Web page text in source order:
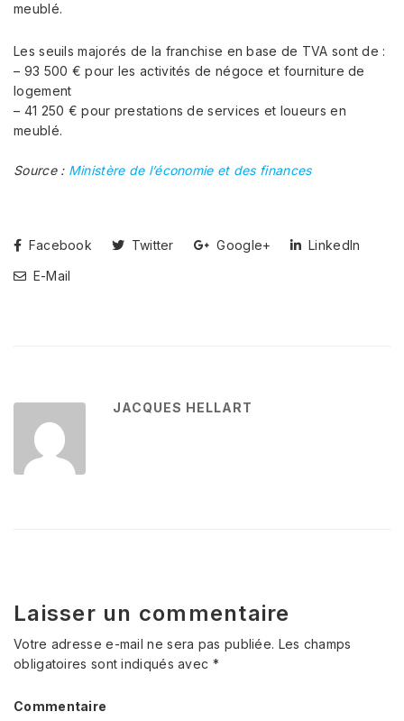
meublé.
Les seuils majorés de la franchise en base de TVA sont de :
– 93 500 € pour les activités de négoce et fourniture de
logement
– 41 250 € pour prestations de services et loueurs en
meublé.
Source : Ministère de l’économie et des finances
Facebook Twitter Google+
LinkedIn
E-Mail
JACQUES HELLART
Laisser un commentaire
Votre adresse e-mail ne sera pas publiée. Les champs
obligatoires sont indiqués avec *
Commentaire